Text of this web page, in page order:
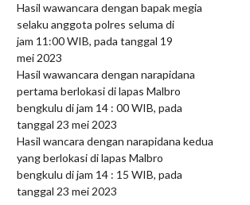
Hasil wawancara dengan bapak megia
selaku anggota polres seluma di
jam 11:00 WIB, pada tanggal 19
mei 2023
Hasil wawancara dengan narapidana
pertama berlokasi di lapas Malbro
bengkulu di jam 14 : 00 WIB, pada
tanggal 23 mei 2023
Hasil wancara dengan narapidana kedua
yang berlokasi di lapas Malbro
bengkulu di jam 14 : 15 WIB, pada
tanggal 23 mei 2023